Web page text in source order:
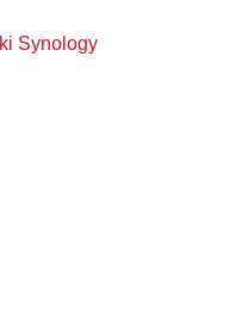
Synology
temu izdelku.